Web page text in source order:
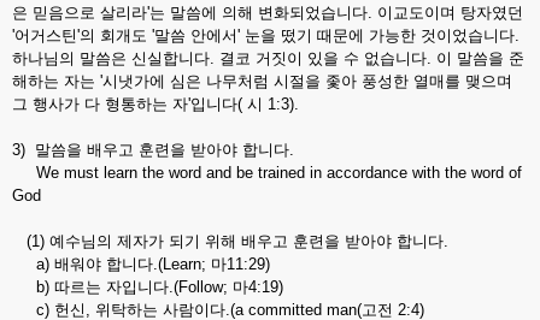
은 믿음으로 살리라'는 말씀에 의해 변화되었습니다. 이교도이며 탕자였던
'어거스틴'의 회개도 '말씀 안에서' 눈을 떴기 때문에 가능한 것이었습니다.
하나님의 말씀은 신실합니다. 결코 거짓이 있을 수 없습니다. 이 말씀을 준
해하는 자는 '시냇가에 심은 나무처럼 시절을 좇아 풍성한 열매를 맺으며
그 행사가 다 형통하는 자'입니다( 시 1:3).
3) 말씀을 배우고 훈련을 받아야 합니다.
We must learn the word and be trained in accordance with the word of
God
(1) 예수님의 제자가 되기 위해 배우고 훈련을 받아야 합니다.
a) 배워야 합니다.(Learn; 마11:29)
b) 따르는 자입니다.(Follow; 마4:19)
c) 헌신, 위탁하는 사람이다.(a committed man(고전 2:4)